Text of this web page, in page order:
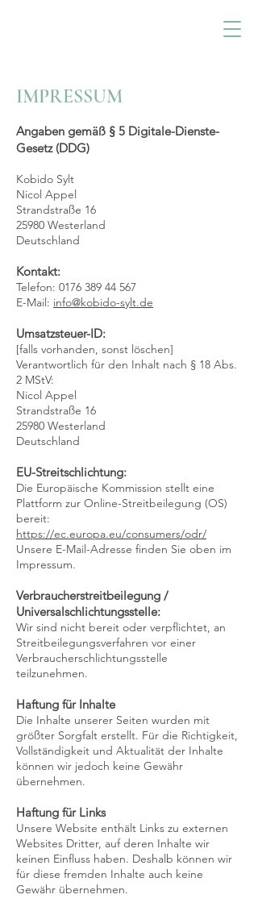
IMPRESSUM
Angaben gemäß § 5 Digitale-Dienste-
Gesetz (DDG)
Kobido Sylt
Nicol Appel
Strandstraße 16
25980 Westerland
Deutschland
Kontakt:
Telefon: 0176 389 44 567
E-Mail: info@kobido-sylt.de
Umsatzsteuer-ID:
[falls vorhanden, sonst löschen]
Verantwortlich für den Inhalt nach § 18 Abs.
2 MStV:
Nicol Appel
Strandstraße 16
25980 Westerland
Deutschland
EU-Streitschlichtung:
Die Europäische Kommission stellt eine
Plattform zur Online-Streitbeilegung (OS)
bereit:
https://ec.europa.eu/consumers/odr/
Unsere E-Mail-Adresse finden Sie oben im
Impressum.
Verbraucherstreitbeilegung /
Universalschlichtungsstelle:
Wir sind nicht bereit oder verpflichtet, an
Streitbeilegungsverfahren vor einer
Verbraucherschlichtungsstelle
teilzunehmen.
Haftung für Inhalte
Die Inhalte unserer Seiten wurden mit
größter Sorgfalt erstellt. Für die Richtigkeit,
Vollständigkeit und Aktualität der Inhalte
können wir jedoch keine Gewähr
übernehmen.
Haftung für Links
Unsere Website enthält Links zu externen
Websites Dritter, auf deren Inhalte wir
keinen Einfluss haben. Deshalb können wir
für diese fremden Inhalte auch keine
Gewähr übernehmen.